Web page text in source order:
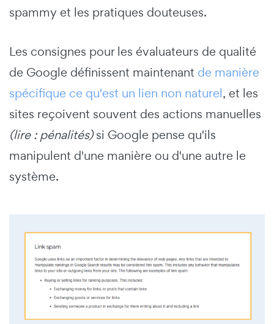
spammy et les pratiques douteuses.
Les consignes pour les évaluateurs de qualité
de Google définissent maintenant de manière
spécifique ce qu'est un lien non naturel, et les
sites reçoivent souvent des actions manuelles
(lire : pénalités)si Google pense qu'ils
manipulent d'une manière ou d'une autre le
système.